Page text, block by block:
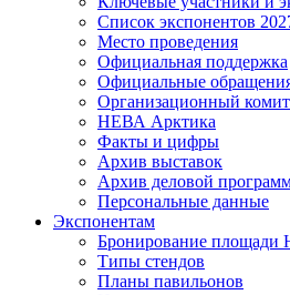
Список экспонентов
Место проведения
Официальная поддержка
Официальные
Организационный
НЕВА Арктика
Факты и цифры
Архив выставок
Архив деловой
Персональные данные
Экспонентам
Бронирование
Типы стендов
Планы павильонов